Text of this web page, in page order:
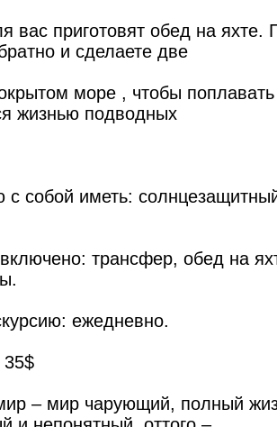
вас приготовят обед на яхте.
и сделаете две
море , чтобы
жизнью подводных
с собой иметь:
трансфер, обед на
ежедневно.
35$
– мир чарующий, полный